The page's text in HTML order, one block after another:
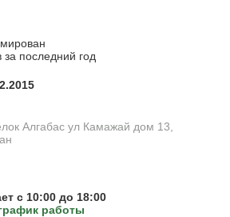
последний год
Алгабас ул Камажай дом 13,
с 10:00 до 18:00
работы